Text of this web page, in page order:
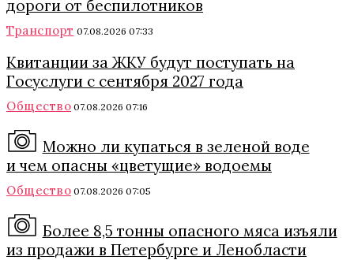
дороги от беспилотников
Транспорт 07.08.2026 07:33
Квитанции за ЖКУ будут поступать на
Госуслуги с сентября 2027 года
Общество 07.08.2026 07:16
Можно ли купаться в зеленой воде
и чем опасны «цветущие» водоемы
Общество 07.08.2026 07:05
Более 8,5 тонны опасного мяса изъяли
из продажи в Петербурге и Ленобласти